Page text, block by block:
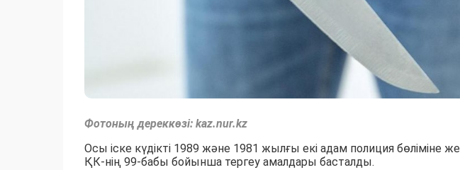
Фотоның дереккөзі: kaz.nur.kz
Осы іске күдікті 1989 және 1981 жылғы екі адам полиция бөліміне
ҚК-нің 99-бабы бойынша тергеу амалдары басталды.